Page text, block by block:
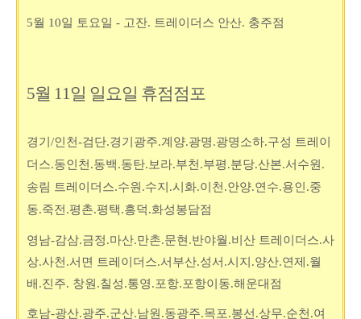
5월 10일 토요일 - 고잔. 트레이더스 안산. 충주점
5월 11일 일요일 휴점점포
경기/인천-검단.경기광주.계양.광명.광명소하.구성 트레이
더스.동인천.동백.동탄.보라.부천.부평.분당.산본.서수원.
송림 트레이더스.수원.수지.시화.이천.안양.연수.용인.중
동.죽전.평촌.평택.흥덕.화성봉담점
영남-감삼.금정.마산.만촌.문현.반야월.비산 트레이더스.사
상.사천.서면 트레이더스.서부산.성서.시지.양산.연제.월
배.진주. 창원.칠성.통영.포항.포항이동.해운대점
호남-광산.광주.군산.남원.동광주.목포.봉선.상무.순천.여